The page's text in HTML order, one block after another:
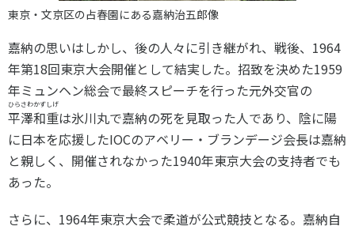
東京・文京区の占春園にある嘉納治五郎像
嘉納の思いはしかし、後の人々に引き継がれ、戦後、1964
年第18回東京大会開催として結実した。招致を決めた1959
年ミュンヘン総会で最終スピーチを行った元外交官の
平澤和重
ひらさわかずしげ
は氷川丸で嘉納の死を見取った人であり、陰に陽
に日本を応援したIOCのアベリー・ブランデージ会長は嘉納
と親しく、開催されなかった1940年東京大会の支持者でも
あった。
さらに、1964年東京大会で柔道が公式競技となる。嘉納自